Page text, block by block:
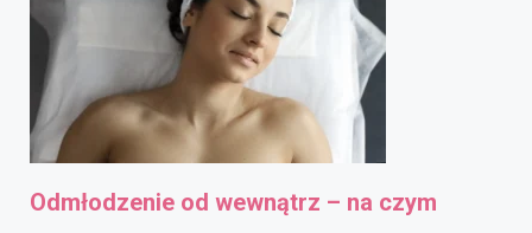
Odmłodzenie od wewnątrz – na czym